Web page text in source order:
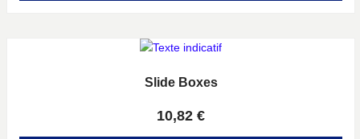
Slide Boxes
10,82 €